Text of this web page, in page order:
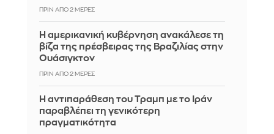
ΠΡΙΝ ΑΠΌ 2 ΜΈΡΕΣ
Η αμερικανική κυβέρνηση ανακάλεσε τη
βίζα της πρέσβειρας της Βραζιλίας στην
Ουάσιγκτον
ΠΡΙΝ ΑΠΌ 2 ΜΈΡΕΣ
Η αντιπαράθεση του Τραμπ με το Ιράν
παραβλέπει τη γενικότερη
πραγματικότητα